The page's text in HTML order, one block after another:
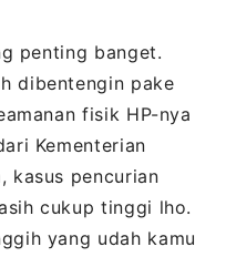
penting banget.
dibentengin pake
fisik HP-nya
Kementerian
kasus pencurian
cukup tinggi lho.
yang udah kamu